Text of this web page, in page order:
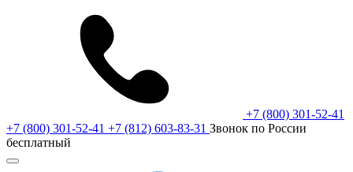
+7 (800) 301-52-41
+7 (800) 301-52-41 +7 (812) 603-83-31 Звонок по России
бесплатный